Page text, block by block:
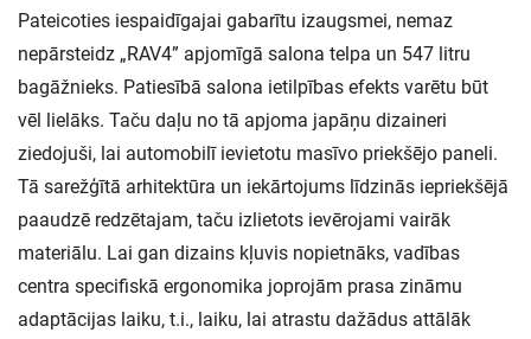
Pateicoties iespaidīgajai gabarītu izaugsmei, nemaz
nepārsteidz „RAV4” apjomīgā salona telpa un 547 litru
bagāžnieks. Patiesībā salona ietilpības efekts varētu būt
vēl lielāks. Taču daļu no tā apjoma japāņu dizaineri
ziedojuši, lai automobilī ievietotu masīvo priekšējo paneli.
Tā sarežģītā arhitektūra un iekārtojums līdzinās iepriekšējā
paaudzē redzētajam, taču izlietots ievērojami vairāk
materiālu. Lai gan dizains kļuvis nopietnāks, vadības
centra specifiskā ergonomika joprojām prasa zināmu
adaptācijas laiku, t.i., laiku, lai atrastu dažādus attālāk